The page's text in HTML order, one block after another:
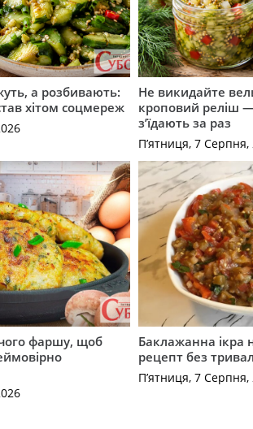
а розбивають:
хітом соцмереж
Не викидайте
кроповий реліш
з’їдають за раз
П’ятниця, 7 Серпня,
фаршу, щоб
Баклажанна ікра
рецепт без
П’ятниця, 7 Серпня,